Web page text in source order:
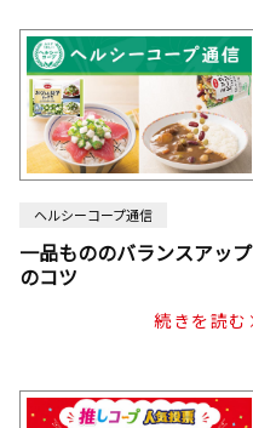
ヘルシーコープ通信
一品もののバランスアップ
のコツ
続きを読む